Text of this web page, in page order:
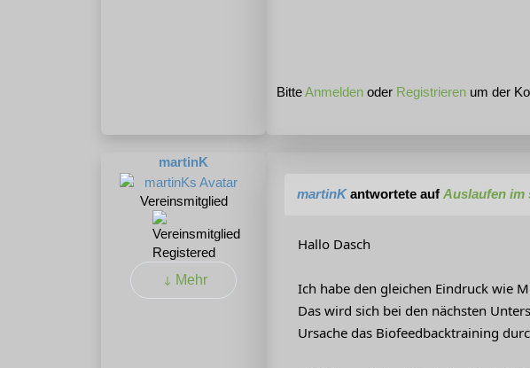
BitteAnmelden oder Registrieren um der
martinK
Vereinsmitglied
Registered
Mehr
martinKantwortete auf Auslaufen im
Hallo Dasch
Ich habe den gleichen Eindruck wie
Das wird sich bei den nächsten
Ursache das Biofeedbacktraining